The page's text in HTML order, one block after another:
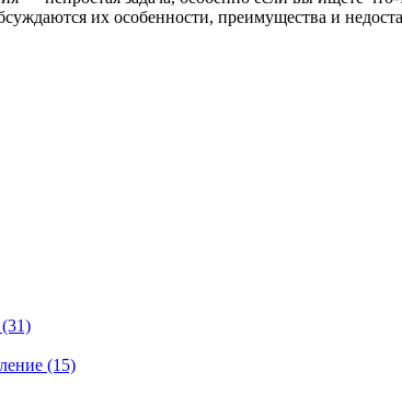
их особенности, преимущества и
(31)
(15)